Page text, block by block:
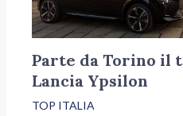
Parte da Torino il
Lancia Ypsilon
TOP ITALIA